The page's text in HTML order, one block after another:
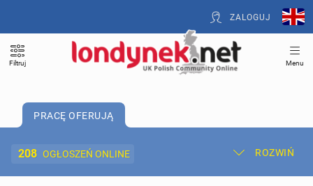
ZALOGUJ
Filtruj Menu
PRACĘ OFERUJĄ
208 OGŁOSZEŃ ONLINE ROZWIŃ